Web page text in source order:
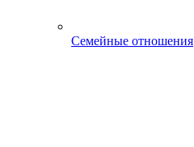
Семейные отношения